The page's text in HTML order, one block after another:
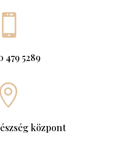

479 5289

központ